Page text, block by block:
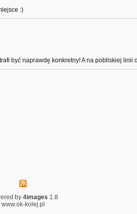
:)
być naprawdę konkretny! A na pobliskiej linii
by 4images 1.8
www.ok-kolej.pl